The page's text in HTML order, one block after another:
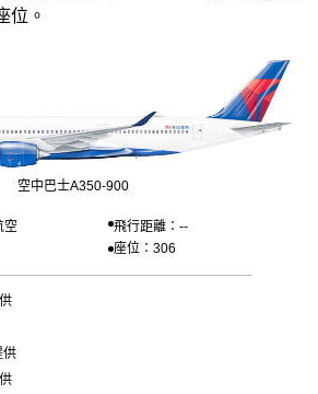
位。
空中巴士A350-900
空
飛行距離：--
座位：306
供